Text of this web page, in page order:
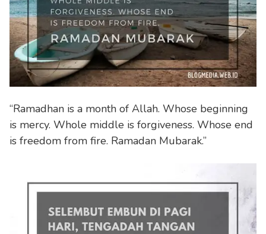
“Ramadhan is a month of Allah. Whose beginning
is mercy. Whole middle is forgiveness. Whose end
is freedom from fire. Ramadan Mubarak.”